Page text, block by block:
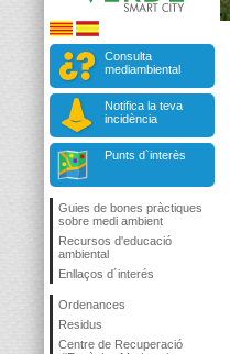
Consulta
mediambiental
Notifica la teva
incidència
Punts d`interès
Guies de bones pràctiques
sobre medi ambient
Recursos d'educació
ambiental
Enllaços d´interés
Ordenances
Residus
Centre de Recuperació